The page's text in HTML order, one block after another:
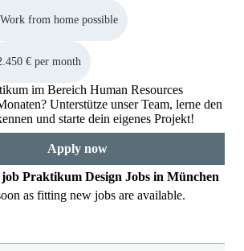
Work from home possible
€ per month
im Bereich Human Resources
Unterstütze unser Team, lerne den
und starte dein eigenes Projekt!
Apply now
job Praktikum Design Jobs in München
as fitting new jobs are available.